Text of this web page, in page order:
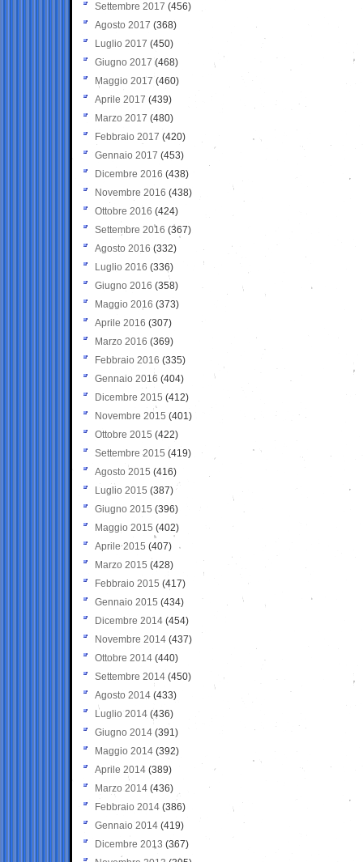
Settembre 2017 (456)
Agosto 2017 (368)
Luglio 2017 (450)
Giugno 2017 (468)
Maggio 2017 (460)
Aprile 2017 (439)
Marzo 2017 (480)
Febbraio 2017 (420)
Gennaio 2017 (453)
Dicembre 2016 (438)
Novembre 2016 (438)
Ottobre 2016 (424)
Settembre 2016 (367)
Agosto 2016 (332)
Luglio 2016 (336)
Giugno 2016 (358)
Maggio 2016 (373)
Aprile 2016 (307)
Marzo 2016 (369)
Febbraio 2016 (335)
Gennaio 2016 (404)
Dicembre 2015 (412)
Novembre 2015 (401)
Ottobre 2015 (422)
Settembre 2015 (419)
Agosto 2015 (416)
Luglio 2015 (387)
Giugno 2015 (396)
Maggio 2015 (402)
Aprile 2015 (407)
Marzo 2015 (428)
Febbraio 2015 (417)
Gennaio 2015 (434)
Dicembre 2014 (454)
Novembre 2014 (437)
Ottobre 2014 (440)
Settembre 2014 (450)
Agosto 2014 (433)
Luglio 2014 (436)
Giugno 2014 (391)
Maggio 2014 (392)
Aprile 2014 (389)
Marzo 2014 (436)
Febbraio 2014 (386)
Gennaio 2014 (419)
Dicembre 2013 (367)